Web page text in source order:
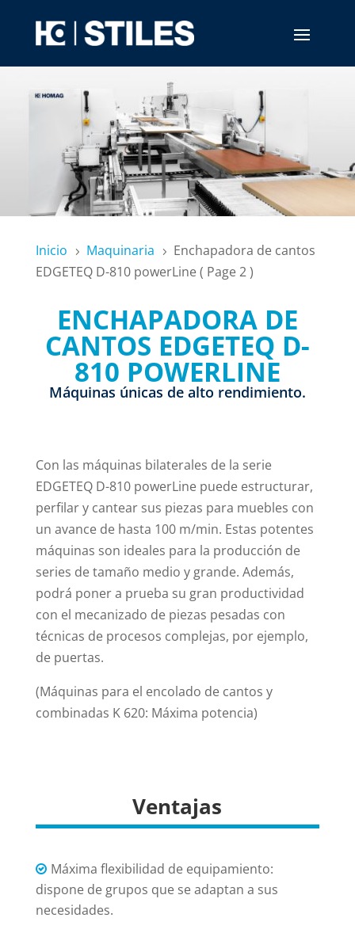
Inicio 5 Maquinaria 5
Enchapadora de cantos
EDGETEQ D-810 powerLine( Page 2 )
ENCHAPADORA DE
CANTOS EDGETEQ D-
810 POWERLINE
Máquinas únicas de alto rendimiento.
Con las máquinas bilaterales de la serie
EDGETEQ D-810 powerLine puede estructurar,
perfilar y cantear sus piezas para muebles con
un avance de hasta 100 m/min. Estas potentes
máquinas son ideales para la producción de
series de tamaño medio y grande. Además,
podrá poner a prueba su gran productividad
con el mecanizado de piezas pesadas con
técnicas de procesos complejas, por ejemplo,
de puertas.
(Máquinas para el encolado de cantos y
combinadas K 620: Máxima potencia)
Ventajas
Máxima flexibilidad de equipamiento:
dispone de grupos que se adaptan a sus
necesidades.